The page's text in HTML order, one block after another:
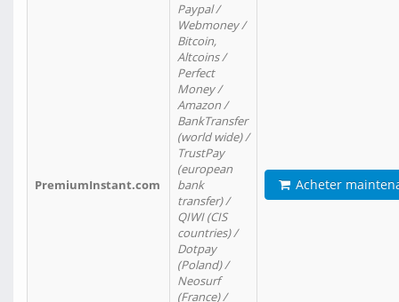
PremiumInstant.com
Paypal /
Webmoney /
Bitcoin,
Altcoins /
Perfect
Money /
Amazon /
BankTransfer
(world wide) /
TrustPay
(european
bank
transfer) /
QIWI (CIS
countries) /
Dotpay
(Poland) /
Neosurf
(France) /
Acheter